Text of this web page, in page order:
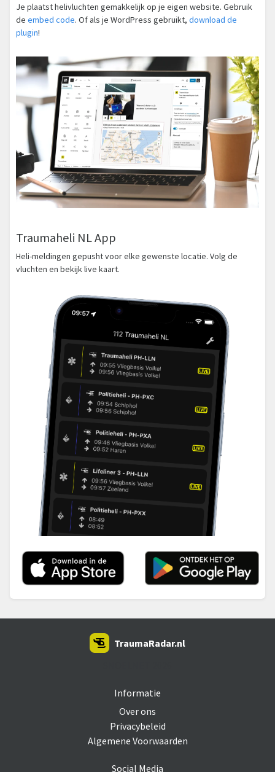
Je plaatst helivluchten gemakkelijk op je eigen website. Gebruik
de embed code. Of als je WordPress gebruikt, download de
plugin!
Traumaheli NL App
Heli-meldingen gepusht voor elke gewenste locatie. Volg de
vluchten en bekijk live kaart.
Informatie
Over ons
Privacybeleid
Algemene Voorwaarden
Social Media
TraumaRadar.nl